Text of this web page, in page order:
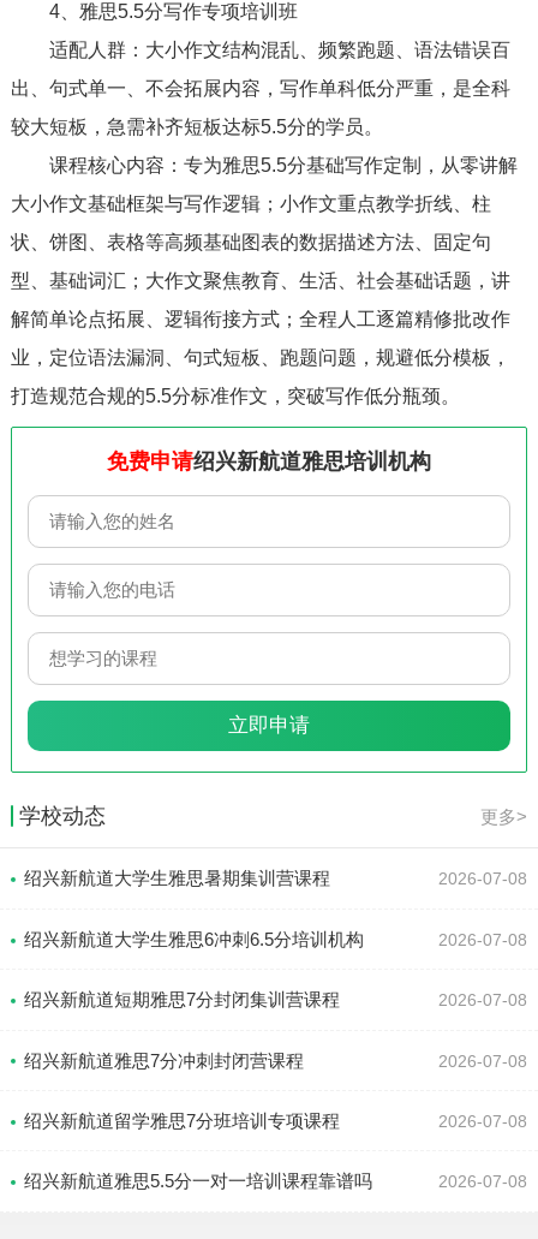
4、雅思5.5分写作专项培训班
适配人群：大小作文结构混乱、频繁跑题、语法错误百
出、句式单一、不会拓展内容，写作单科低分严重，是全科
较大短板，急需补齐短板达标5.5分的学员。
课程核心内容：专为雅思5.5分基础写作定制，从零讲解
大小作文基础框架与写作逻辑；小作文重点教学折线、柱
状、饼图、表格等高频基础图表的数据描述方法、固定句
型、基础词汇；大作文聚焦教育、生活、社会基础话题，讲
解简单论点拓展、逻辑衔接方式；全程人工逐篇精修批改作
业，定位语法漏洞、句式短板、跑题问题，规避低分模板，
打造规范合规的5.5分标准作文，突破写作低分瓶颈。
免费申请绍兴新航道雅思培训机构
学校动态 更多>
绍兴新航道大学生雅思暑期集训营课程 2026-07-08
绍兴新航道大学生雅思6冲刺6.5分培训机构 2026-07-08
绍兴新航道短期雅思7分封闭集训营课程 2026-07-08
绍兴新航道雅思7分冲刺封闭营课程 2026-07-08
绍兴新航道留学雅思7分班培训专项课程 2026-07-08
绍兴新航道雅思5.5分一对一培训课程靠谱吗 2026-07-08